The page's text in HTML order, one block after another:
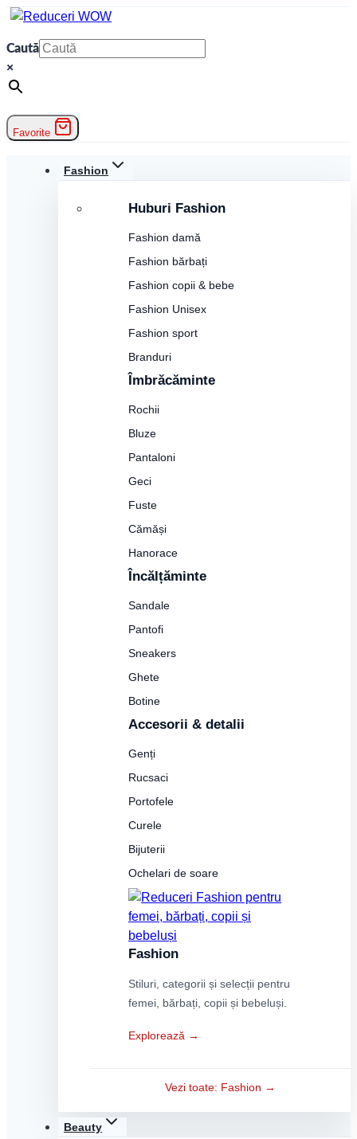
Skip
content
Caută
×
Favorite
Fashion
Huburi Fashion
Fashion damă
Fashion bărbați
Fashion copii & bebe
Fashion Unisex
Fashion sport
Branduri
Îmbrăcăminte
Rochii
Bluze
Pantaloni
Geci
Fuste
Cămăși
Hanorace
Încălțăminte
Sandale
Pantofi
Sneakers
Ghete
Botine
Accesorii & detalii
Genți
Rucsaci
Portofele
Curele
Bijuterii
Ochelari de soare
Fashion
Stiluri, categorii și selecții pentru
femei, bărbați, copii și bebeluși.
Explorează →
Vezi toate: Fashion →
Beauty